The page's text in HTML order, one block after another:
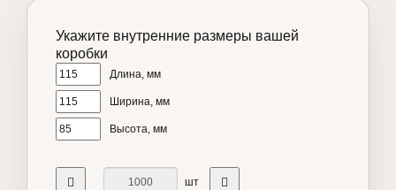
Укажите внутренние размеры вашей
коробки
Длина, мм
Ширина, мм
Высота, мм
шт